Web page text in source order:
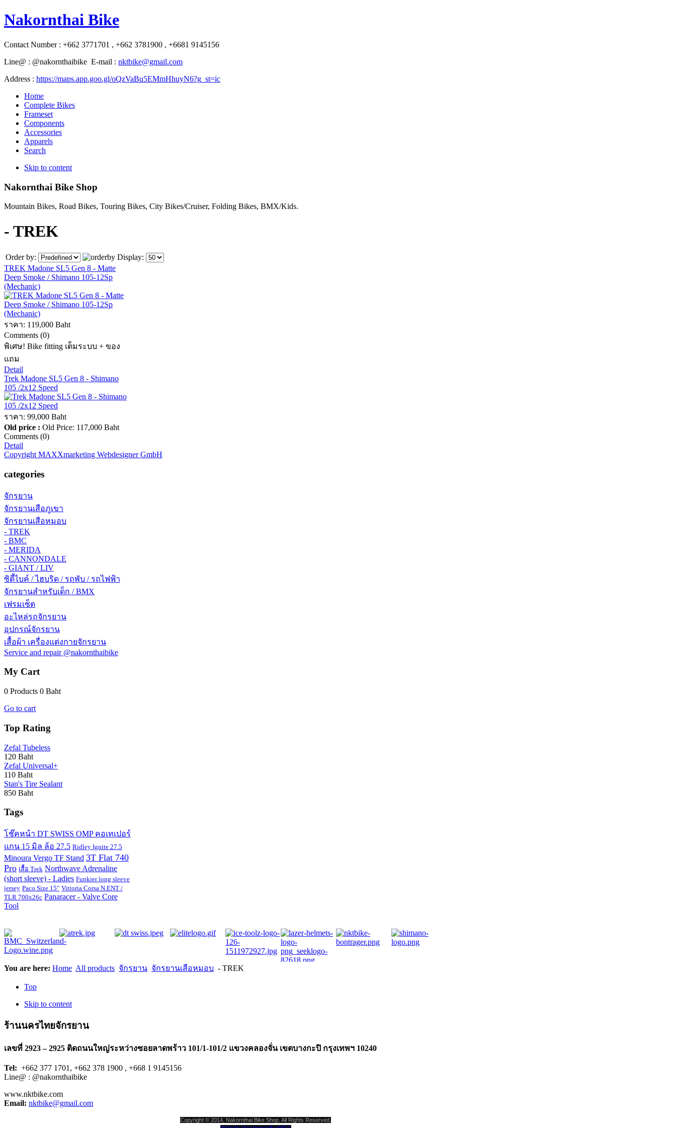
Nakornthai Bike
Contact Number : +662 3771701 , +662 3781900 , +6681 9145156
Line@ : @nakornthaibike E-mail : nktbike@gmail.com
Address : https://maps.app.goo.gl/oQzVaBu5EMmHhuyN6?g_st=ic
Home
Complete Bikes
Frameset
Components
Accessories
Apparels
Search
Skip to content
Nakornthai Bike Shop
Mountain Bikes, Road Bikes, Touring Bikes, City Bikes/Cruiser, Folding Bikes, BMX/Kids.
- TREK
Order by:
Display:
TREK Madone SL5 Gen 8 - Matte
Deep Smoke / Shimano 105-12Sp
(Mechanic)
ราคา: 119,000 Baht
Comments (0)
พิเศษ! Bike fitting เต็มระบบ + ของ
แถม
Detail
Trek Madone SL5 Gen 8 - Shimano
105 /2x12 Speed
ราคา: 99,000 Baht
Old price : Old Price: 117,000 Baht
Comments (0)
Detail
Copyright MAXXmarketing Webdesigner GmbH
categories
จักรยาน
จักรยานเสือภูเขา
จักรยานเสือหมอบ
- TREK
- BMC
- MERIDA
- CANNONDALE
- GIANT / LIV
ซิตี้ไบค์ / ไฮบริด / รถพับ / รถไฟฟ้า
จักรยานสำหรับเด็ก / BMX
เฟรมเซ็ต
อะไหล่รถจักรยาน
อุปกรณ์จักรยาน
เสื้อผ้า เครื่องแต่งกายจักรยาน
Service and repair @nakornthaibike
My Cart
0 Products 0 Baht
Go to cart
Top Rating
Zefal Tubeless
120 Baht
Zefal Universal+
110 Baht
Stan's Tire Sealant
850 Baht
Tags
โช๊คหน้า DT SWISS OMP คอเทเปอร์
แกน 15 มิล ล้อ 27.5 Ridley Ignite 27.5
Minoura Vergo TF Stand 3T Flat 740
Pro เสื้อ Trek Northwave Adrenaline
(short sleeve) - Ladies Funkier long sleeve
jersey Paco Size 15" Vittoria Corsa N.ENT /
TLR 700x26c Panaracer - Valve Core
Tool
You are here: Home All products จักรยาน จักรยานเสือหมอบ - TREK
Top
Skip to content
ร้านนครไทยจักรยาน
เลขที่ 2923 – 2925 ติดถนนใหญ่ระหว่างซอยลาดพร้าว 101/1-101/2 แขวงคลองจั่น เขตบางกะปิ กรุงเทพฯ 10240
Tel: +662 377 1701, +662 378 1900 , +668 1 9145156
Line@ : @nakornthaibike
www.nktbike.com
Email: nktbike@gmail.com
Copyright © 2014, Nakornthai Bike Shop. All Rights Reserved.